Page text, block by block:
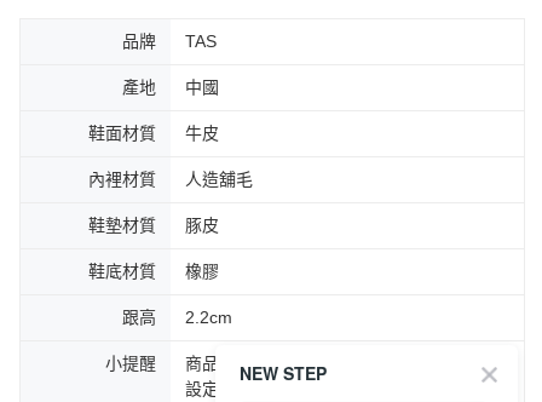
品牌 TAS
產地 中國
鞋面材質 牛皮
內裡材質 人造舖毛
鞋墊材質 豚皮
鞋底材質 橡膠
跟高 2.2cm
小提醒
商品圖片顏色會因拍攝燈光環境或個人螢幕
設定不同，而造成部份色差現象，顏色以實
NEW STEP